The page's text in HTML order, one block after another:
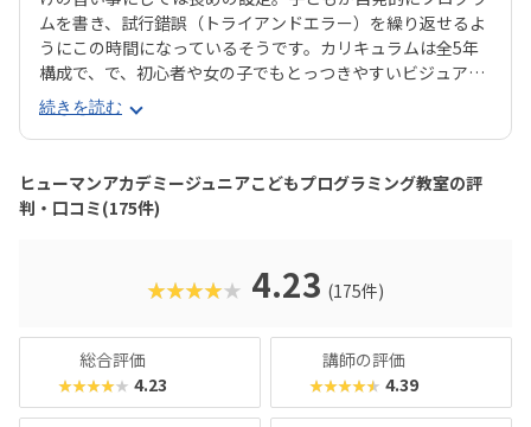
ムを書き、試行錯誤（トライアンドエラー）を繰り返せるよ
うにこの時間になっているそうです。カリキュラムは全5年
構成で、で、初心者や女の子でもとっつきやすいビジュアル
プログラミングツール「Scratch（スクラッチ）」から初め
て、エンジニアが実際に使用するプログラミング言語「Java
Script」までステップアップすることができます。ベーシッ
クコースではマウス操作など、パソコンの操作自体から学べ
るので、自宅でまったくパソコンをさわったことのないお子
さんでも戸惑うことなく授業に入っていけるでしょう。大学
おきたい」方におすすめのスクールといえます。また、いず
れもヒューマンオリジナルの教材で学べるので、高クオリテ
続きを読む
ヒューマンアカデミージュニアこどもプログラミング教室の評
判・口コミ(175件)
★★★★★ 4.23 (175件)
総合評価
★★★★★ 4.23
講師の評価
★★★★★ 4.39